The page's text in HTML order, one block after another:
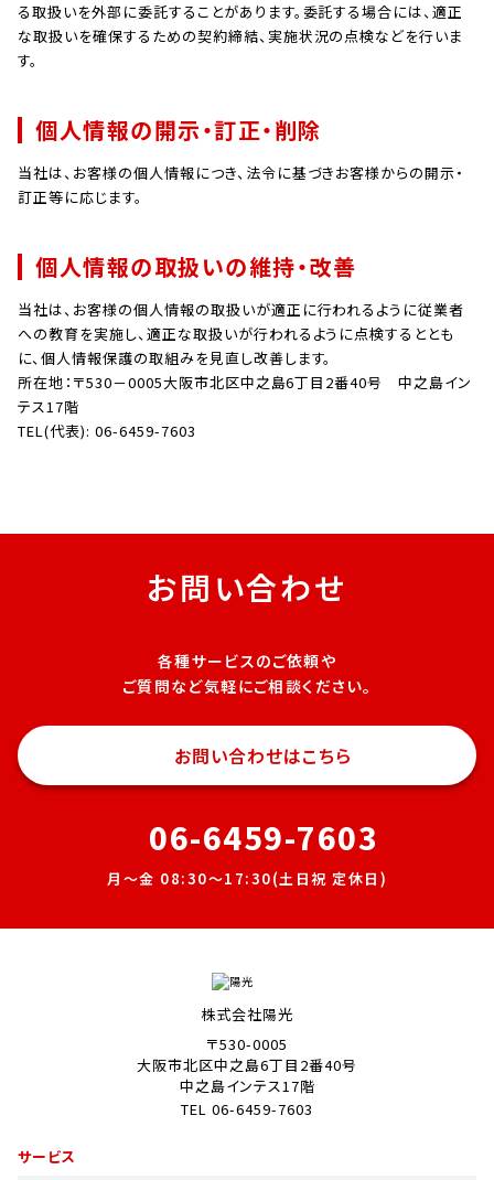
る取扱いを外部に委託することがあります。委託する場合には、適正
な取扱いを確保するための契約締結、実施状況の点検などを行いま
す。
個人情報の開示・訂正・削除
当社は、お客様の個人情報につき、法令に基づきお客様からの開示・
訂正等に応じます。
個人情報の取扱いの維持・改善
当社は、お客様の個人情報の取扱いが適正に行われるように従業者
への教育を実施し、適正な取扱いが行われるように点検するととも
に、個人情報保護の取組みを見直し改善します。
所在地：〒530－0005大阪市北区中之島6丁目2番40号 中之島イン
テス17階
TEL(代表): 06-6459-7603
お問い合わせ
各種サービスのご依頼や
ご質問など気軽にご相談ください。
お問い合わせはこちら
06-6459-7603
月〜金 08:30～17:30(土日祝 定休日)
株式会社陽光
〒530-0005
大阪市北区中之島6丁目2番40号
中之島インテス17階
TEL 06-6459-7603
サービス